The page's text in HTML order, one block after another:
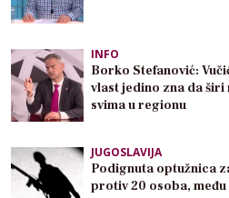
INFO
Borko Stefanović:
vlast jedino zna da širi
svima u regionu
JUGOSLAVIJA
Podignuta optužnica
protiv 20 osoba,